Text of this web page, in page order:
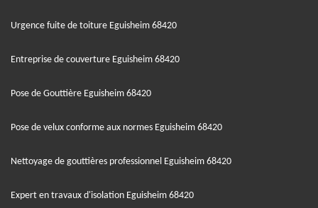
Urgence fuite de toiture Eguisheim 68420
Entreprise de couverture Eguisheim 68420
Pose de Gouttière Eguisheim 68420
Pose de velux conforme aux normes Eguisheim 68420
Nettoyage de gouttières professionnel Eguisheim 68420
Expert en travaux d'isolation Eguisheim 68420